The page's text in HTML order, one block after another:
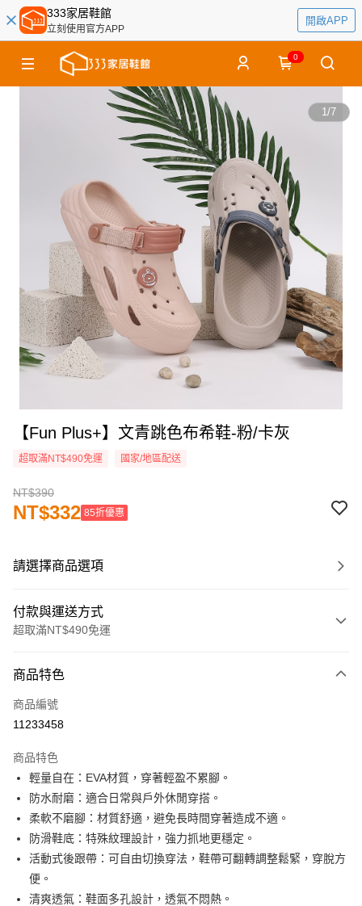
333家居鞋館
立刻使用官方APP
開啟APP
0
1/7
【Fun Plus+】文青跳色布希鞋-粉/卡灰
超取滿NT$490免運 國家/地區配送
NT$390
NT$332 85折優惠
請選擇商品選項
付款與運送方式
超取滿NT$490免運
信用卡一次付款
超商取貨付款
Apple Pay
街口支付
悠遊付
Google Pay
AFTEE先享後付
商品特色
商品編號
11233458
商品特色
輕量自在：EVA材質，穿著輕盈不累腳。
防水耐磨：適合日常與戶外休閒穿搭。
柔軟不磨腳：材質舒適，避免長時間穿著造成不適。
防滑鞋底：特殊紋理設計，強力抓地更穩定。
活動式後跟帶：可自由切換穿法，鞋帶可翻轉調整鬆緊，穿脫方
便。
清爽透氣：鞋面多孔設計，透氣不悶熱。